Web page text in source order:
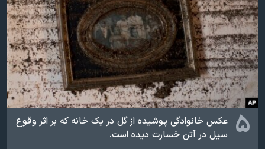
۵ عکس خانوادگی پوشیده از گل در یک خانه که بر اثر وقوع
سیل در آتن خسارت دیده است.